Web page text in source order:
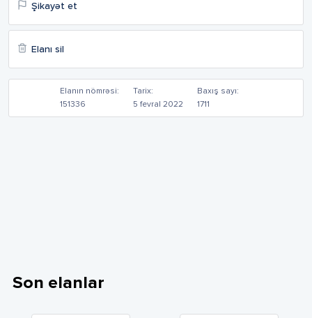
Şikayət et
Elanı sil
Elanın nömrəsi:
151336
Tarix:
5 fevral 2022
Baxış sayı:
1711
Son elanlar